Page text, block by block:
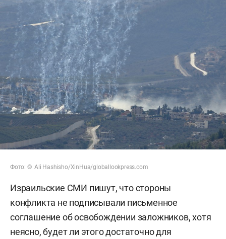
Фото: © Ali Hashisho/XinHua/globallookpress.com
Израильские СМИ пишут, что стороны
конфликта не подписывали письменное
соглашение об освобождении заложников, хотя
неясно, будет ли этого достаточно для